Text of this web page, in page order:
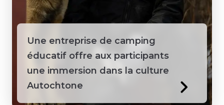
Une entreprise de camping
éducatif offre aux participants
une immersion dans la culture
Autochtone